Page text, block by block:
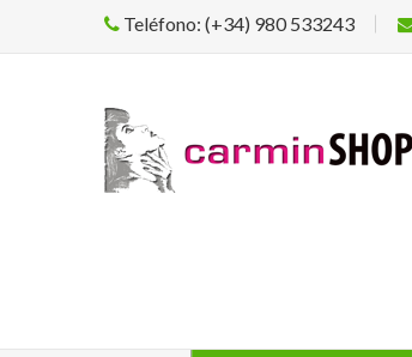
Teléfono: (+34) 980 533243